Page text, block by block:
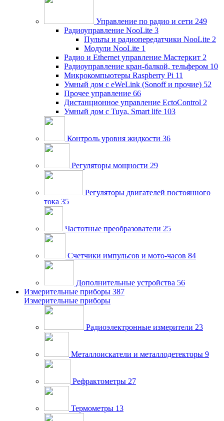
Управление по радио и сети 249
Радиоуправление NooLite 3
Пульты и радиопередатчики NooLite 2
Модули NooLite 1
Радио и Ethernet управление Мастеркит 2
Радиоуправление кран-балкой, тельфером 10
Микрокомпьютеры Raspberry Pi 11
Умный дом c eWeLink (Sonoff и прочие) 52
Прочее управление 66
Дистанционное управление EctoControl 2
Умный дом с Tuya, Smart life 103
Контроль уровня жидкости 36
Регуляторы мощности 29
Регуляторы двигателей постоянного
тока 35
Частотные преобразователи 25
Счетчики импульсов и мото-часов 84
Дополнительные устройства 56
Измерительные приборы 387
Измерительные приборы
Радиоэлектронные измерители 23
Металлоискатели и металлодетекторы 9
Рефрактометры 27
Термометры 13